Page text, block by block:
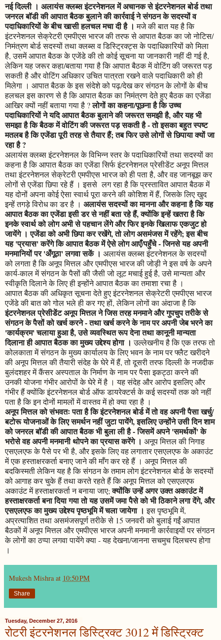
नई दिल्ली । अलायंस क्लब्स इंटरनेशनल में अचानक से इंटरनेशनल बोर्ड तथा
जनरल बॉडी की आपात बैठक बुलाने की कार्रवाई ने संगठन के सदस्यों व
पदाधिकारियों के बीच खासी हलचल मचा दी है ।मजे की बात यह है कि
इंटरनेशनल सेक्रेटरी एमपीएस भारज की तरफ से आपात बैठक का जो नोटिस/
निमंत्रण बोर्ड सदस्यों तथा क्लब्स व डिस्ट्रिक्ट्स के पदाधिकारियों को मिला
है, उसमें आपात बैठक के एजेंडे की तो कोई सूचना या जानकारी नहीं दी गई है,
लेकिन यह जरूर कहा/बताया गया है कि आपात बैठक में वोटिंग की जरूरत पड़
सकती है और वोटिंग अधिकार उचित पात्रता रखने वाले पदाधिकारी को ही
मिलेगा । आपात बैठक के इस संदेशे को पढ़/देख कर संगठन के लोगों के बीच
हलचल इस कारण से है कि आपात बैठक का निमंत्रण देते हुए बैठक का एजेंडा
आखिर क्यों नहीं बताया गया है ?लोगों का कहना/पूछना है कि उच्च
पदाधिकारियों ने यदि आपात बैठक बुलाने की जरूरत समझी है, और यह भी
समझा है कि बैठक में वोटिंग की जरूरत पड़ सकती है - तो इसका बहुत स्पष्ट
मतलब है कि एजेंडा पूरी तरह से तैयार हैं; तब फिर उसे लोगों से छिपाया क्यों जा
रहा है ?
अलायंस क्लब्स इंटरनेशनल के विभिन्न स्तर के पदाधिकारियों तथा सदस्यों का
कहना है कि आपात बैठक का एजेंडा सिर्फ इंटरनेशनल प्रेसीडेंट अनूप मित्तल
तथा इंटरनेशनल सेक्रेटरी एमपीएस भारज को ही पता है, और वह जानबूझ कर
लोगों से एजेंडा छिपा रहे हैं । इससे लग रहा है कि प्रस्तावित आपात बैठक में
यह दोनों अपना कोई ऐसा स्वार्थ पूरा करने की कोशिश में हैं, जिसके लिए खुद
इन्हें तगड़े विरोध का डर है । अलायंस सदस्यों का मानना और कहना है कि यह
आपात बैठक का एजेंडा इसी डर से नहीं बता रहे हैं, क्योंकि इन्हें खतरा है कि
इनके स्वार्थ को लोग अभी से पहचान लेंगे और फिर इनके खिलाफ एकजुट हो
जायेंगे । एजेंडा को अभी छिपा कर रखेंगे, तो लोग असमंजस में रहेंगे; इस बीच
यह 'प्रयास' करेंगे कि आपात बैठक में ऐसे लोग आएँ/पहुँचे - जिनसे यह अपनी
मनमानियों पर 'अँगूठा' लगवा सकें । अलायंस क्लब्स इंटरनेशनल के सदस्यों
को लगता है कि अनूप मित्तल और एमपीएस भारज की जोड़ी ने इस वर्ष के अपने
कार्य-काल में संगठन के पैसों की जैसी जो लूट मचाई हुई है, उसे मान्यता और
स्वीकृति दिलाने के लिए ही इन्होंने आपात बैठक का तमाशा रचा है ।
आपात बैठक की अधिकृत सूचना देते हुए इंटरनेशनल सेक्रेटरी एमपीएस भारज
एजेंडे की बात को गोल भले ही कर गए हों, लेकिन लोगों का अंदाजा है कि
इंटरनेशनल प्रेसीडेंट अनूप मित्तल ने जिस तरह मनमाने और गुपचुप तरीके से
संगठन के पैसों को खर्च करने - तथा खर्च करने के नाम पर अपनी जेब भरने का
'कार्यक्रम' चलाया हुआ है, उसे व्यवस्थित रूप देना तथा कानूनी मान्यता
दिलाना ही आपात बैठक का मुख्य उद्देश्य होगा । उल्लेखनीय है कि एक तरफ तो
कोलकाता में संगठन के मुख्य कार्यालय के लिए भवन के नाम पर फ्लैट खरीदने
की अनूप मित्तल की तैयारी संदेह के घेरे में हैं, तो दूसरी तरफ दिल्ली के नजदीक
बुलंदशहर में कैंसर अस्पताल के निर्माण के नाम पर पैसा इकट्ठा करने की
उनकी योजना गंभीर आरोपों के घेरे में है । यह संदेह और आरोप इसलिए और
गंभीर हैं क्योंकि इंटरनेशनल बोर्ड ऑफ डायरेक्टर्स के कई सदस्यों तक को नहीं
पता है कि इन दोनों मामलों में वास्तव में हो क्या रहा है ।
अनूप मित्तल को संभवतः पता है कि इंटरनेशनल बोर्ड में तो वह अपनी पैसा खर्चु/
बटोरू योजनाओं के लिए समर्थन नहीं जुटा पायेंगे, इसलिए उन्होंने उसी दिन शाम
को जनरल बॉडी की आपात बैठक भी बुला ली है - जिसमें अपने 'समर्थकों' के
भरोसे वह अपनी मनमानी थोपने का प्रयास करेंगे । अनूप मित्तल की निगाह
एसएलएफ के पैसे पर भी है, और इसके लिए वह लगातार एसएलएफ के अकाउंट
में एक हस्ताक्षरकर्ता बनाए जाने की माँग कर रहे हैं । अनूप मित्तल की
बदकिस्मती लेकिन यह है कि संगठन के तमाम लोग इंटरनेशनल बोर्ड के सदस्यों
को आगाह कर चुके हैं तथा करते रहते हैं कि अनूप मित्तल को एसएलएफ
अकाउंट में हस्ताक्षरकर्ता न बनाया जाए;क्योंकि उन्हें अगर उक्त अकाउंट में
हस्ताक्षरकर्ता बना दिया गया तो यह उसमें जमा पैसे को भी ठिकाने लगा देंगे, और
एसएलएफ का मुख्य उद्देश्य पृष्ठभूमि में चला जायेगा । इस पृष्ठभूमि में,
अप्रत्याशित तथा असमंजसपूर्ण तरीके से 15 जनवरी को बुलाई गईं आपात
बैठकों में अनूप मित्तल और एमपीएस भारज अपनी मनमानी कार्रवाइयों पर संगठन
के लोगों का ठप्पा लगवा पायेंगे क्या - यह देखना/जानना सचमुच दिलचस्प होगा
।
Mukesh Mishra at 10:50 PM
Share
Tuesday, December 27, 2016
रोटरी इंटरनेशनल डिस्ट्रिक्ट 3012 में डिस्ट्रिक्ट